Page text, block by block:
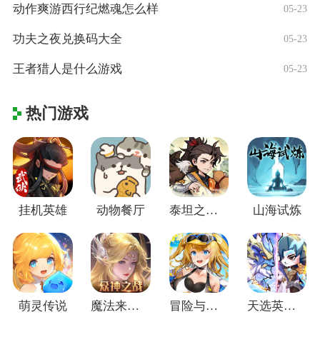
动作爽游西行纪燃魂怎么样 05-23
功夫之夜兑换码大全 05-23
王者猎人是什么游戏 05-23
热门游戏
挂机英雄 动物餐厅 泰坦之剑(江湖群侠传) 山海试炼
萌灵传说 魔法来袭(合成爽完版) 冒险与推图 天选英雄(上线送千抽)